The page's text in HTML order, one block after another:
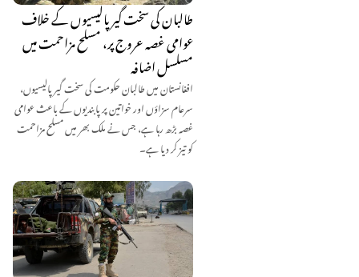
طالبان کی سخت گیر پالیسیوں کے خلاف
عوامی غصہ عروج پر، مسلح مزاحمت میں
مسلسل اضافہ
افغانستان میں طالبان حکومت کی سخت گیر پالیسیوں،
سرعام سزاؤں اور خواتین پر پابندیوں کے باعث عوامی
غصہ بڑھ رہا ہے، جس نے ملک بھر میں مسلح مزاحمت
کو تیز کر دیا ہے۔